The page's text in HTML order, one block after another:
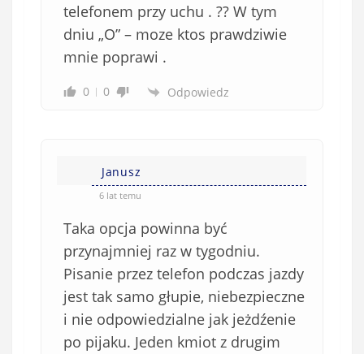
telefonem przy uchu . ?? W tym
dniu „O” – moze ktos prawdziwie
mnie poprawi .
0 0 Odpowiedz
Janusz
6 lat temu
Taka opcja powinna być
przynajmniej raz w tygodniu.
Pisanie przez telefon podczas jazdy
jest tak samo głupie, niebezpieczne
i nie odpowiedzialne jak jeżdźenie
po pijaku. Jeden kmiot z drugim